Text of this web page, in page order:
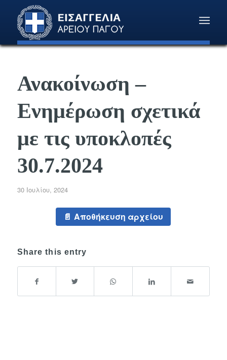
Ανακοίνωση –
Ενημέρωση σχετικά
με τις υποκλοπές
30.7.2024
30 Ιουλίου, 2024
Αποθήκευση αρχείου
Share this entry